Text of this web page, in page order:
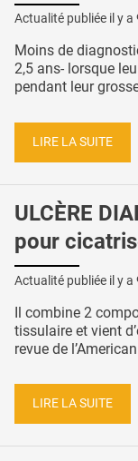
Actualité publiée il y a
Moins de
2,5 ans- lorsque
pendant leur
LIRE LA SUITE
ULCÈRE
pour
Actualité publiée il y a
Il combine 2
tissulaire et vient
revue de
LIRE LA SUITE